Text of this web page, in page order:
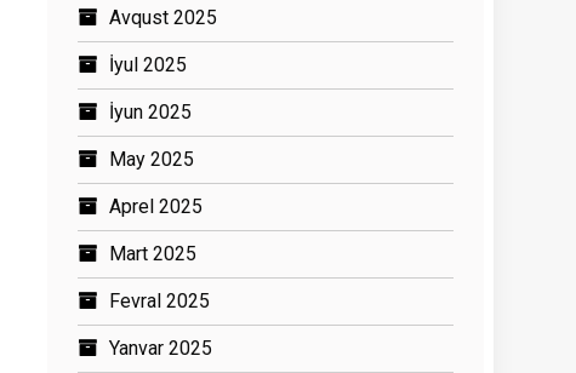
Avqust 2025
İyul 2025
İyun 2025
May 2025
Aprel 2025
Mart 2025
Fevral 2025
Yanvar 2025